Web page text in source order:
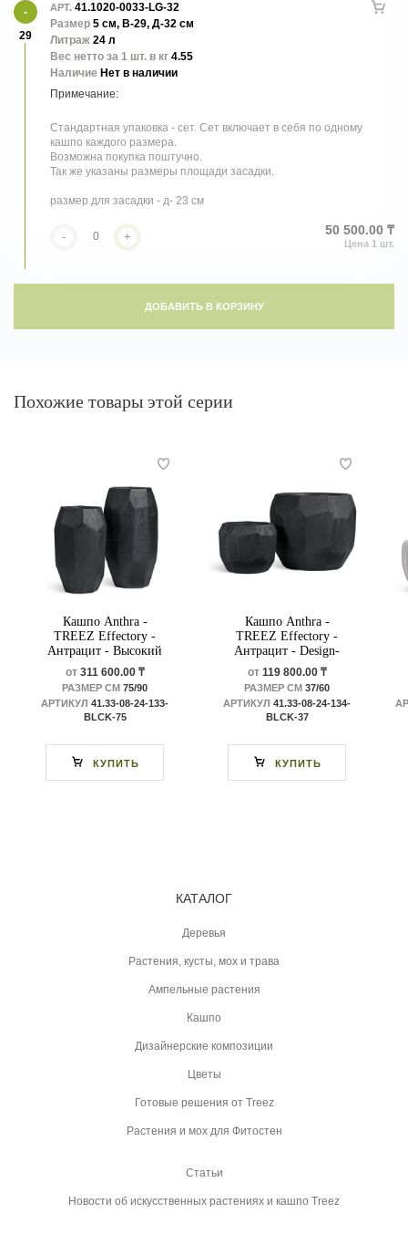
29
АРТ. 41.1020-0033-LG-32
Размер 5 см, В-29, Д-32 см
Литраж 24 л
Вес нетто за 1 шт. в кг 4.55
Наличие Нет в наличии
Стандартная упаковка - сет. Сет включает в себя по одному
кашпо каждого размера.
Возможна покупка поштучно.
Так же указаны размеры площади засадки.
размер для засадки - д- 23 см
- + 50 500.00 ₸
ДОБАВИТЬ В КОРЗИНУ
Похожие товары этой серии
Кашпо Anthra -
TREEZ Effectory -
Антрацит - Высокий
Design-многогранник
от311 600.00 ₸
РАЗМЕР СМ 75/90
АРТИКУЛ 41.33-08-24-133-
BLCK-75
КУПИТЬ
Кашпо Anthra -
TREEZ Effectory -
Антрацит - Design-
многогранник
от119 800.00 ₸
РАЗМЕР СМ 37/60
АРТИКУЛ 41.33-08-24-134-
BLCK-37
КУПИТЬ
КАТАЛОГ
Деревья
Растения, кусты, мох и трава
Ампельные растения
Кашпо
Дизайнерские композиции
Цветы
Готовые решения от Treez
Растения и мох для Фитостен
Статьи
Новости об искусственных растениях и кашпо Treez